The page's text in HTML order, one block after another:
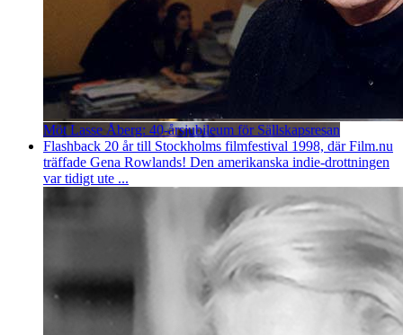
Möt Lasse Åberg: 40-årsjubileum för Sällskapsresan
Flashback 20 år till Stockholms filmfestival 1998, där Film.nu
träffade Gena Rowlands! Den amerikanska indie-drottningen
var tidigt ute ...